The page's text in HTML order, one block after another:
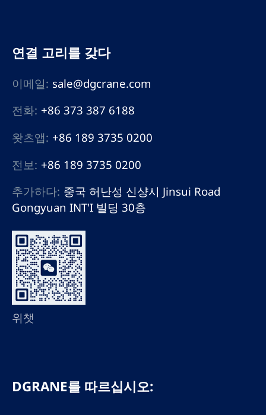
연결 고리를 갖다
이메일: sale@dgcrane.com
전화: +86 373 387 6188
왓츠앱: +86 189 3735 0200
전보: +86 189 3735 0200
추가하다: 중국 허난성 신샹시 Jinsui Road
Gongyuan INT'I 빌딩 30층
위챗
DGRANE를 따르십시오: